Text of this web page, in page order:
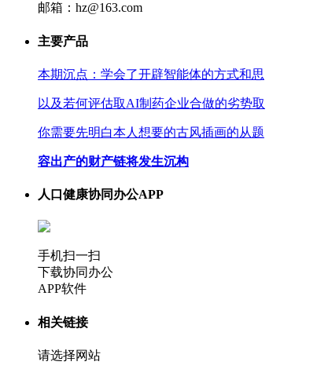
邮箱：hz@163.com
主要产品
本期沉点：学会了开辟智能体的方式和思
以及若何评估取AI制药企业合做的劣势取
你需要先明白本人想要的古风插画的从题
容出产的财产链将发生沉构
人口健康协同办公APP
手机扫一扫
下载协同办公
APP软件
相关链接
请选择网站